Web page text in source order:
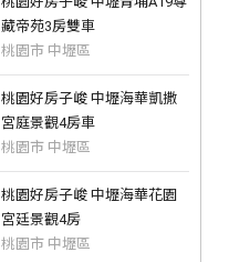
藏帝苑3房雙車
桃園市 中壢區
桃園好房子峻 中壢海華凱撒
宮庭景觀4房車
桃園市 中壢區
桃園好房子峻 中壢海華花園
宮廷景觀4房
桃園市 中壢區